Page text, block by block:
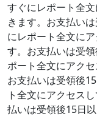
すぐにレポート全
きます。お支払い
にレポート全文に
す。お支払いは受領
ポート全文にアク
お支払いは受領後
ト全文にアクセス
払いは受領後15日